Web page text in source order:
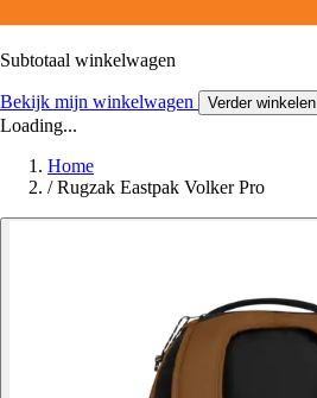
Subtotaal winkelwagen
Bekijk mijn winkelwagen Verder winkelen
Loading...
Home
/ Rugzak Eastpak Volker Pro